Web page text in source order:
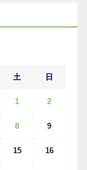
土 日
1 2
8 9
15 16